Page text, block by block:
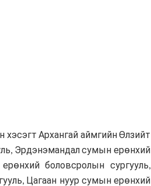
хэсэгт Архангай аймгийн Өлзийт
Эрдэнэмандал сумын ерөнхий
боловсролын сургууль,
Цагаан нуур сумын ерөнхий